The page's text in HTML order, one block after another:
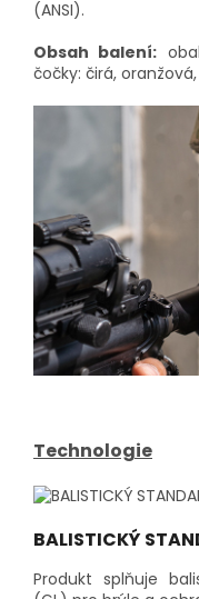
(ANSI).
Obsah balení:
čočky: čirá,
Technologie
BALISTICKÝ
Produkt splňuje